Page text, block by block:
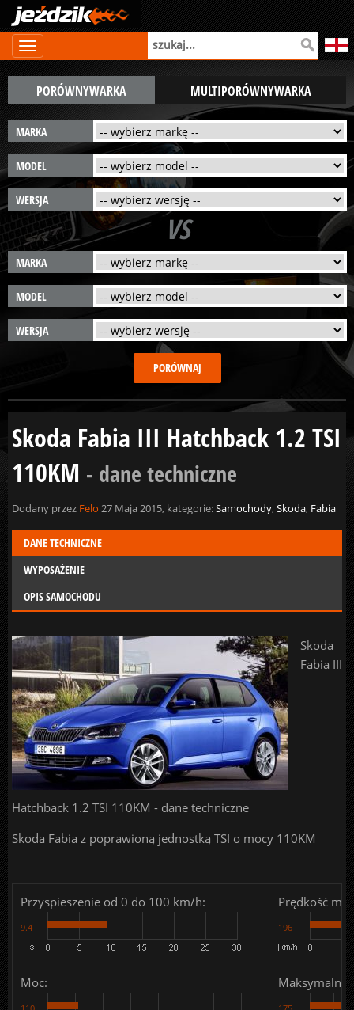
PORÓWNYWARKA MULTIPORÓWNYWARKA
MARKA
MODEL
WERSJA
VS
MARKA
MODEL
WERSJA
Skoda Fabia III Hatchback 1.2 TSI
110KM - dane techniczne
Dodany przez Felo 27 Maja 2015, kategorie:Samochody,Skoda, Fabia
DANE TECHNICZNE
WYPOSAŻENIE
OPIS SAMOCHODU
Skoda
Fabia III
Hatchback 1.2 TSI 110KM - dane techniczne
Skoda Fabia z poprawioną jednostką TSI o mocy 110KM
Przyspieszenie od 0 do 100 km/h:
9.4
Prędkość
196
Moc: Maksymalny